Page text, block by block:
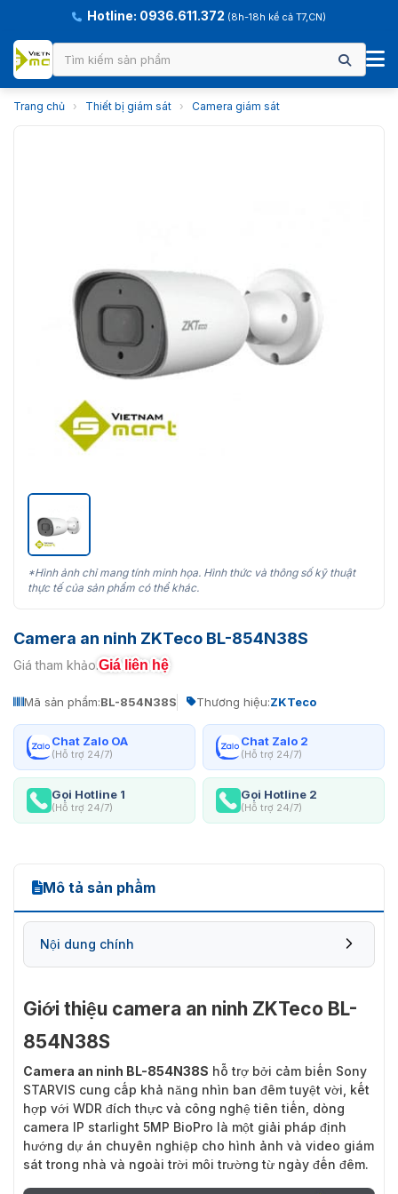
Hotline: 0936.611.372 (8h-18h kể cả T7,CN)
Trang chủ › Thiết bị giám sát › Camera giám sát
*Hình ảnh chỉ mang tính minh họa. Hình thức và thông số kỹ thuật
thực tế của sản phẩm có thể khác.
Camera an ninh ZKTeco BL-854N38S
Giá tham khảo:Giá liên hệ
Mã sản phẩm:BL-854N38S Thương hiệu:ZKTeco
Chat Zalo OA
(Hỗ trợ 24/7)
Chat Zalo 2
(Hỗ trợ 24/7)
Gọi Hotline 1
(Hỗ trợ 24/7)
Gọi Hotline 2
(Hỗ trợ 24/7)
Mô tả sản phẩm
Nội dung chính
Những thông tin bạn cần biết về thiết bị an
ninh BL-854N38S
Giới thiệu camera an ninh ZKTeco BL-
854N38S
Camera an ninh BL-854N38S hỗ trợ bởi cảm biến Sony
STARVIS cung cấp khả năng nhìn ban đêm tuyệt vời, kết
hợp với WDR đích thực và công nghệ tiên tiến, dòng
camera IP starlight 5MP BioPro là một giải pháp định
hướng dự án chuyên nghiệp cho hình ảnh và video giám
sát trong nhà và ngoài trời môi trường từ ngày đến đêm.